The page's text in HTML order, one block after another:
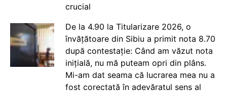
crucial
De la 4.90 la Titularizare 2026, o
învățătoare din Sibiu a primit nota 8.70
după contestație: Când am văzut nota
inițială, nu mă puteam opri din plâns.
Mi-am dat seama că lucrarea mea nu a
fost corectată în adevăratul sens al